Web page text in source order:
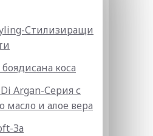
Стилизиращи
коса
Argan-Серия с
масло и алое вера
За